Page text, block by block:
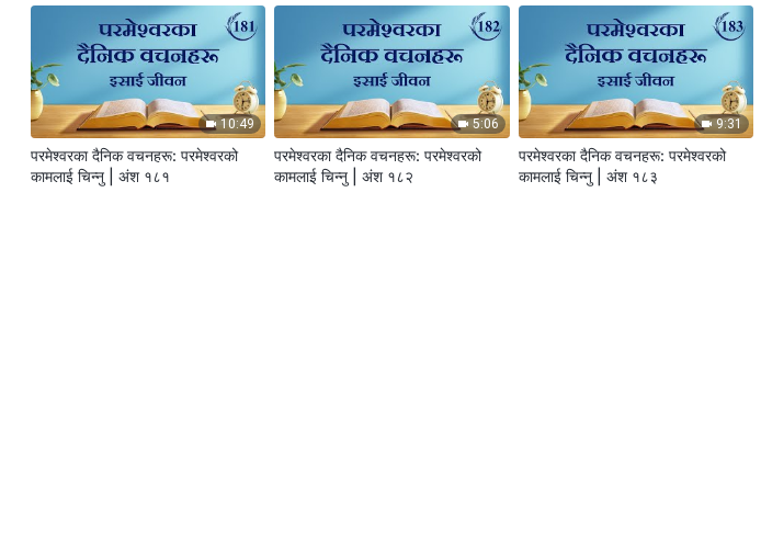
10:49
परमेश्‍वरका दैनिक वचनहरू: परमेश्‍वरको
कामलाई चिन्‍नु | अंश १८१
5:06
परमेश्‍वरका दैनिक वचनहरू: परमेश्‍वरको
कामलाई चिन्‍नु | अंश १८२
9:31
परमेश्‍वरका दैनिक वचनहरू: परमेश्‍वरको
कामलाई चिन्‍नु | अंश १८३